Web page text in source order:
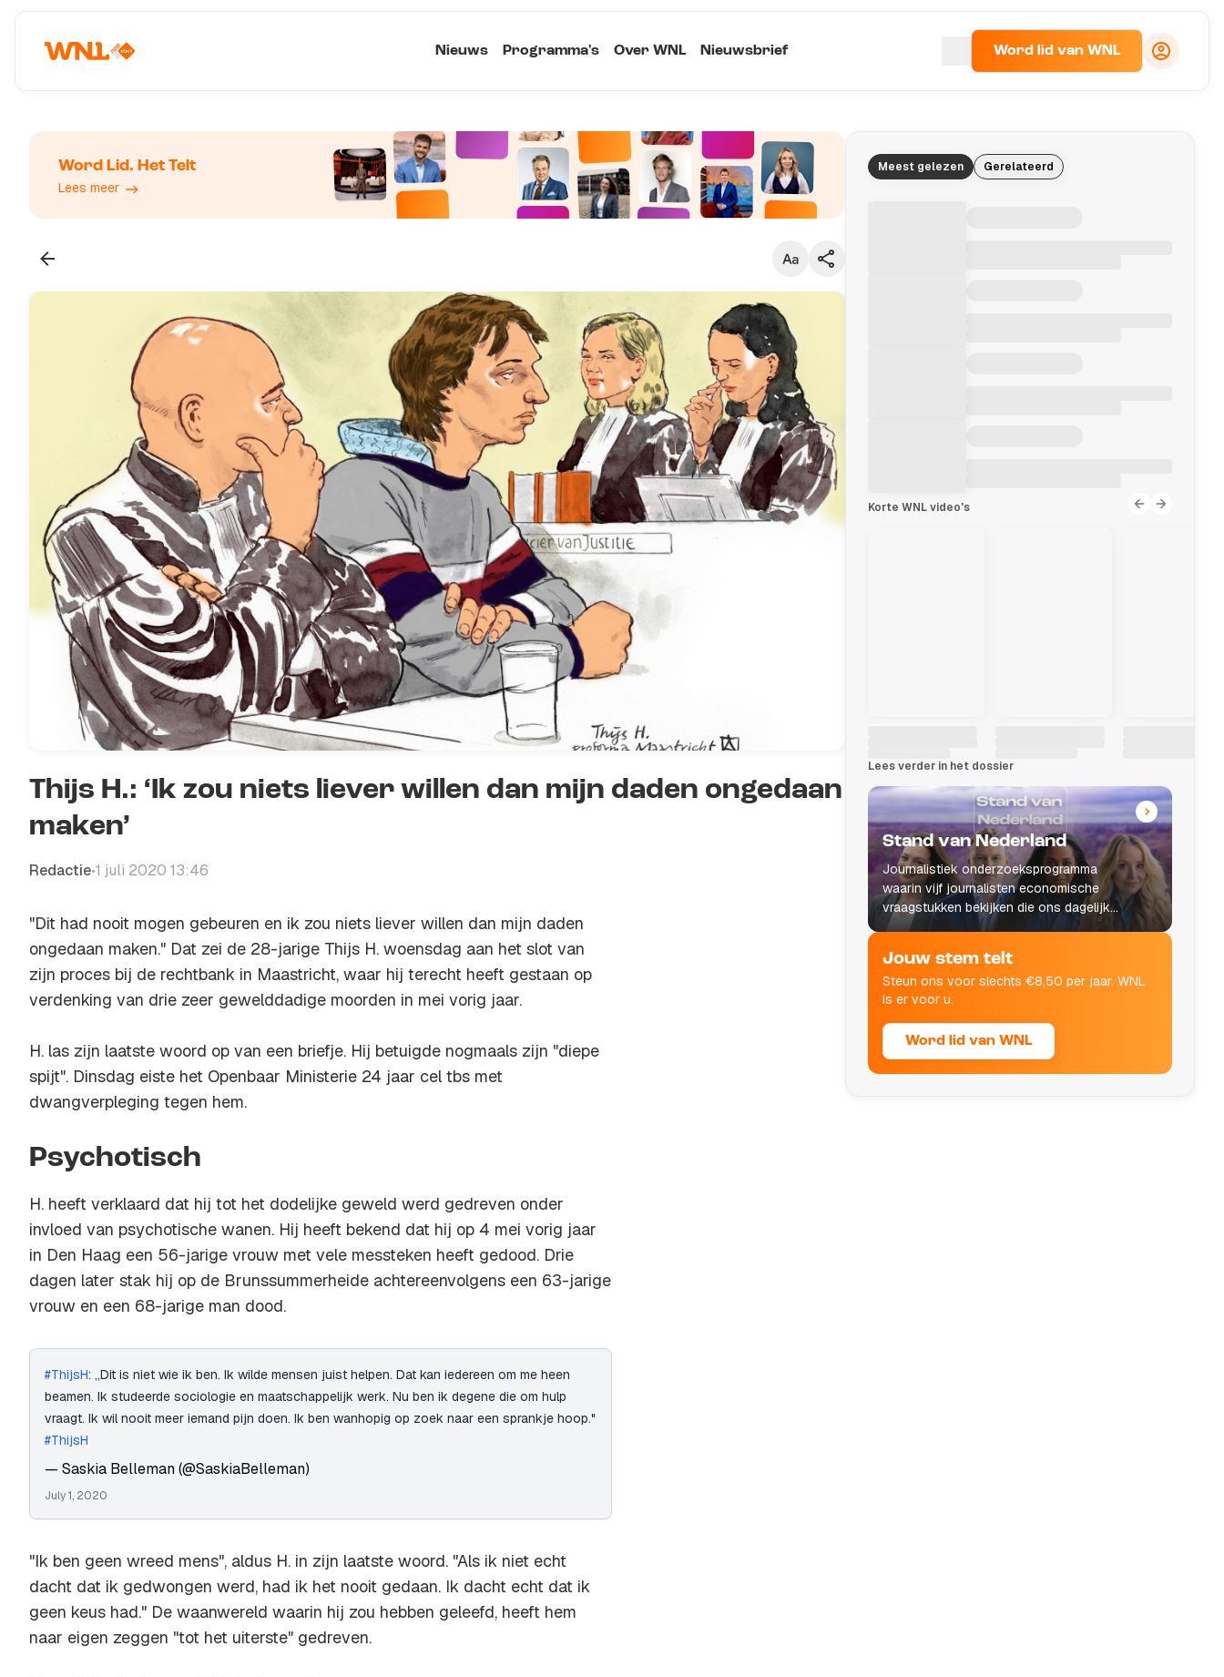
Nieuws Programma's Over WNL Nieuwsbrief Word lid van WNL
Word Lid. Het Telt
Lees meer
Klein
Standaard
Groot
Kopieer link
Thijs H.: ‘Ik zou niets liever willen dan mijn daden ongedaan
maken’
Redactie•1 juli 2020 13:46
"Dit had nooit mogen gebeuren en ik zou niets liever willen dan mijn daden
ongedaan maken." Dat zei de 28-jarige Thijs H. woensdag aan het slot van
zijn proces bij de rechtbank in Maastricht, waar hij terecht heeft gestaan op
verdenking van drie zeer gewelddadige moorden in mei vorig jaar.
H. las zijn laatste woord op van een briefje. Hij betuigde nogmaals zijn "diepe
spijt". Dinsdag eiste het Openbaar Ministerie 24 jaar cel tbs met
dwangverpleging tegen hem.
Psychotisch
H. heeft verklaard dat hij tot het dodelijke geweld werd gedreven onder
invloed van psychotische wanen. Hij heeft bekend dat hij op 4 mei vorig jaar
in Den Haag een 56-jarige vrouw met vele messteken heeft gedood. Drie
dagen later stak hij op de Brunssummerheide achtereenvolgens een 63-jarige
vrouw en een 68-jarige man dood.
#ThijsH: ,,Dit is niet wie ik ben. Ik wilde mensen juist helpen. Dat kan iedereen om me heen
beamen. Ik studeerde sociologie en maatschappelijk werk. Nu ben ik degene die om hulp
vraagt. Ik wil nooit meer iemand pijn doen. Ik ben wanhopig op zoek naar een sprankje hoop."
#ThijsH
— Saskia Belleman (@SaskiaBelleman)
July 1, 2020
"Ik ben geen wreed mens", aldus H. in zijn laatste woord. "Als ik niet echt
dacht dat ik gedwongen werd, had ik het nooit gedaan. Ik dacht echt dat ik
geen keus had." De waanwereld waarin hij zou hebben geleefd, heeft hem
naar eigen zeggen "tot het uiterste" gedreven.
Meest gelezen Gerelateerd
Korte WNL video's
Lees verder in het dossier
Stand van Nederland
Journalistiek onderzoeksprogramma
waarin vijf journalisten economische
vraagstukken bekijken die ons dagelijks
leven raken.
Jouw stem telt
Steun ons voor slechts €8,50 per jaar. WNL
is er voor u.
Word lid van WNL